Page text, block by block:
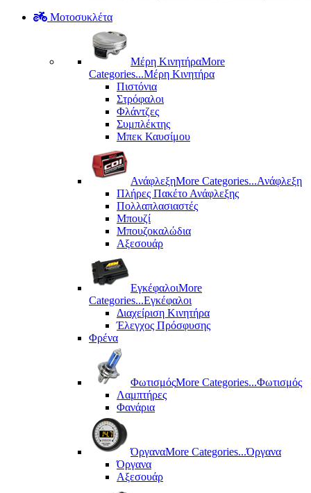
Μοτοσυκλέτα
Μέρη KινητήραMore
Categories...Μέρη Kινητήρα
Πιστόνια
Στρόφαλοι
Φλάντζες
Συμπλέκτης
Μπεκ Καυσίμου
ΑνάφλεξηMore Categories...Ανάφλεξη
Πλήρες Πακέτο Ανάφλεξης
Πολλαπλασιαστές
Μπουζί
Μπουζοκαλώδια
Αξεσουάρ
ΕγκέφαλοιMore
Categories...Εγκέφαλοι
Διαχείριση Κινητήρα
Έλεγχος Πρόσφυσης
Φρένα
ΦωτισμόςMore Categories...Φωτισμός
Λαμπτήρες
Φανάρια
ΌργαναMore Categories...Όργανα
Όργανα
Αξεσουάρ